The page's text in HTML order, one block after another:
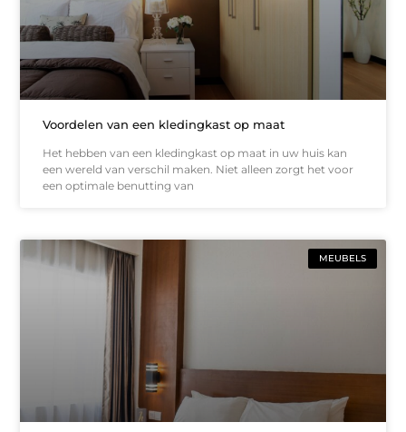
Voordelen van een kledingkast op maat
Het hebben van een kledingkast op maat in uw huis kan
een wereld van verschil maken. Niet alleen zorgt het voor
een optimale benutting van
MEUBELS